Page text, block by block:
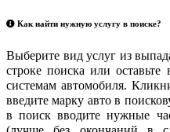
Как найти нужную услугу в поиске?
Выберите вид услуг из
строке поиска или
системам автомобиля.
введите марку авто в
в поиск вводите нужные